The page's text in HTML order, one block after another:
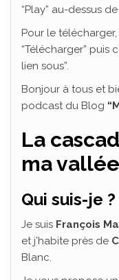
“Play” au-dessus
Pour le
“Télécharger” puis
lien sous”.
Bonjour à tous et
podcast du Blog
La
ma vallée
Qui suis-je ?
Je suis François
et j’habite près de
Blanc.